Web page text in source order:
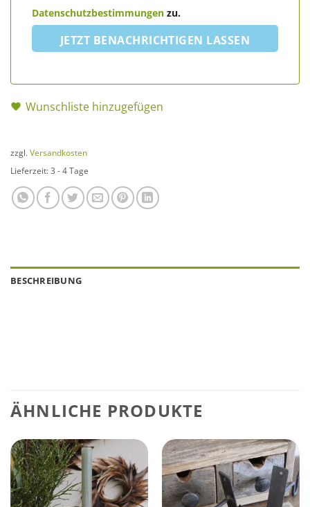
Datenschutzbestimmungen zu.
JETZT BENACHRICHTIGEN LASSEN
Wunschliste hinzugefügen
zzgl. Versandkosten
Lieferzeit: 3 - 4 Tage
BESCHREIBUNG
ÄHNLICHE PRODUKTE